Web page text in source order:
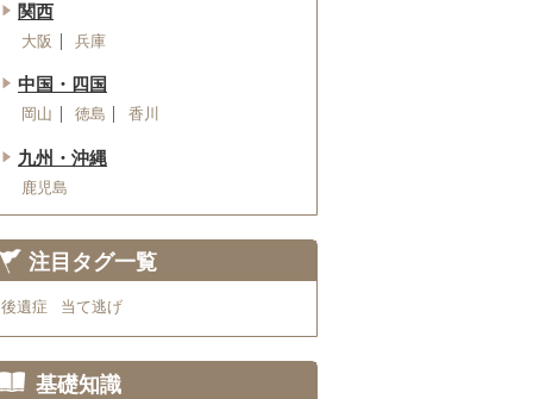
関西
大阪 兵庫
中国・四国
岡山 徳島 香川
九州・沖縄
鹿児島
注目タグ一覧
後遺症 当て逃げ
基礎知識